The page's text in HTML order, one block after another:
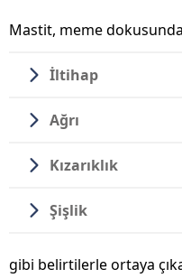
Mastit, meme
İltihap
Ağrı
Kızarıklık
Şişlik
gibi belirtilerle ortaya